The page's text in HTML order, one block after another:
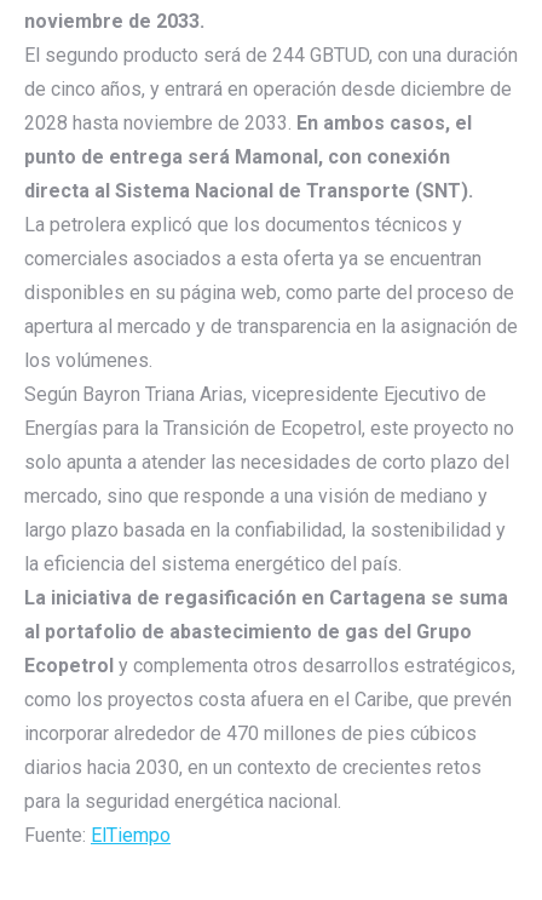
noviembre de 2033.
El segundo producto será de 244 GBTUD, con una duración
de cinco años, y entrará en operación desde diciembre de
2028 hasta noviembre de 2033. En ambos casos, el
punto de entrega será Mamonal, con conexión
directa al Sistema Nacional de Transporte (SNT).
La petrolera explicó que los documentos técnicos y
comerciales asociados a esta oferta ya se encuentran
disponibles en su página web, como parte del proceso de
apertura al mercado y de transparencia en la asignación de
los volúmenes.
Según Bayron Triana Arias, vicepresidente Ejecutivo de
Energías para la Transición de Ecopetrol, este proyecto no
solo apunta a atender las necesidades de corto plazo del
mercado, sino que responde a una visión de mediano y
largo plazo basada en la confiabilidad, la sostenibilidad y
la eficiencia del sistema energético del país.
La iniciativa de regasificación en Cartagena se suma
al portafolio de abastecimiento de gas del Grupo
Ecopetrol y complementa otros desarrollos estratégicos,
como los proyectos costa afuera en el Caribe, que prevén
incorporar alrededor de 470 millones de pies cúbicos
diarios hacia 2030, en un contexto de crecientes retos
para la seguridad energética nacional.
Fuente: ElTiempo